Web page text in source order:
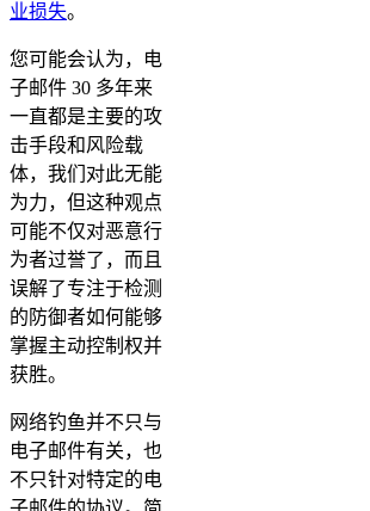
业损失。
您可能会认为，电
子邮件 30 多年来
一直都是主要的攻
击手段和风险载
体，我们对此无能
为力，但这种观点
可能不仅对恶意行
为者过誉了，而且
误解了专注于检测
的防御者如何能够
掌握主动控制权并
获胜。
网络钓鱼并不只与
电子邮件有关，也
不只针对特定的电